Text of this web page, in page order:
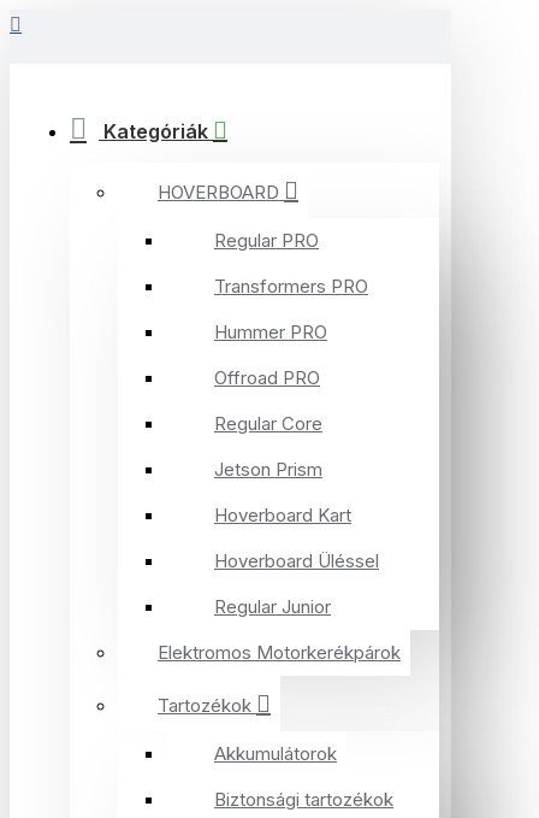
Kategóriák
HOVERBOARD
Regular PRO
Transformers PRO
Hummer PRO
Offroad PRO
Regular Core
Jetson Prism
Hoverboard Kart
Hoverboard Üléssel
Regular Junior
Elektromos Motorkerékpárok
Tartozékok
Akkumulátorok
Biztonsági tartozékok